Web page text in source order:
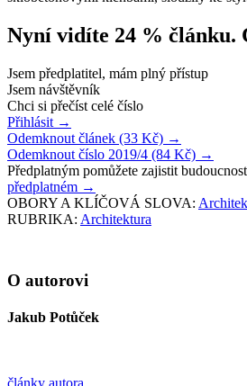
Nyní vidíte 24 % článku.
Jsem předplatitel, mám plný přístup
Jsem návštěvník
Chci si přečíst celé číslo
Přihlásit →
Odemknout článek (33 Kč) →
Odemknout číslo 2019/4 (84 Kč) →
Předplatným pomůžete zajistit
předplatném →
OBORY A KLÍČOVÁ SLOVA:
RUBRIKA: Architektura
O autorovi
Jakub Potůček